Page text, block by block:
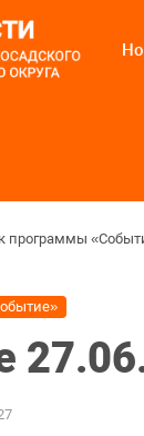
программы